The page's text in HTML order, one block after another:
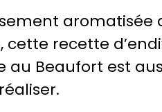
aromatisée
cette recette
au Beaufort est